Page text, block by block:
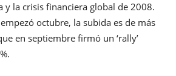
y la crisis financiera global de 2008.
octubre, la subida es de más
en septiembre firmó un ‘rally’